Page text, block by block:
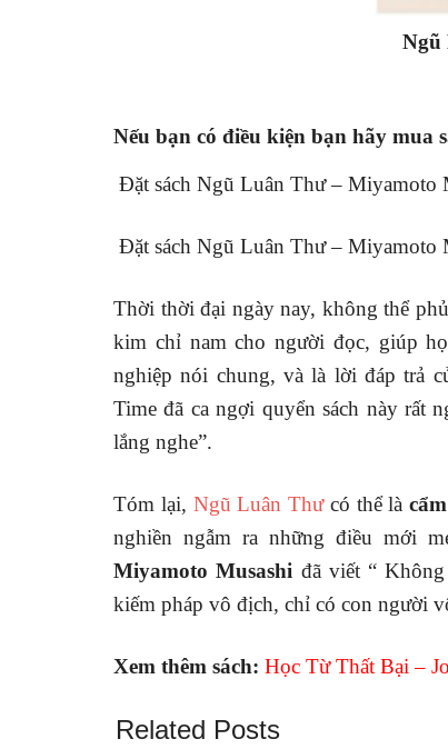
Ngũ
Nếu bạn có điều kiện bạn hãy mua
Đặt sách Ngũ Luân Thư – Miyamoto
Đặt sách Ngũ Luân Thư – Miyamoto
Thời thời đại ngày nay, không thể
kim chỉ nam cho người đọc, giúp
nghiệp nói chung, và là lời đáp trả
Time đã ca ngợi quyển sách này rất
lắng nghe”.
Tóm lại, Ngũ Luân Thưcó thể là
nghiền ngẫm ra những điều mới
Miyamoto Musashi đã viết “
kiếm pháp vô địch, chỉ có con người
Xem thêm sách: Học Từ Thất Bại –
Related Posts